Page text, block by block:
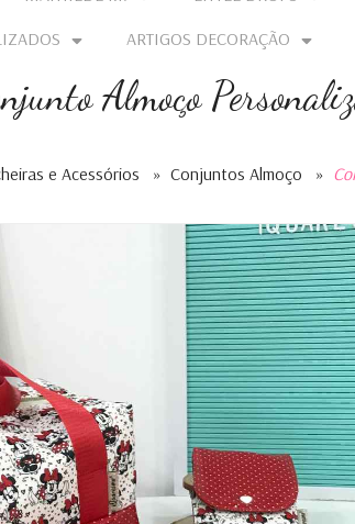
ARTIGOS DECORAÇÃO
Almoço
e Acessórios » Conjuntos Almoço »